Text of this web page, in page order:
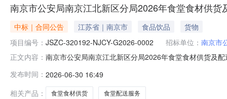
南京市公安局南京江北新区分局2026年食堂食材供货
中标｜合同公告 江苏省｜南京市 食品饮品
货物
项目编号： JSZC-320192-NJCY-G2026-0002 招标单位： 南京市
正文内容： 南京市公安局南京江北新区分局2026年食堂食材供货及
年食堂食材供货及配送服务合同签订日期2026-03-26采
发布时间： 2026-06-30 16:49
相关产品：
食堂食材供货 食堂配送服务